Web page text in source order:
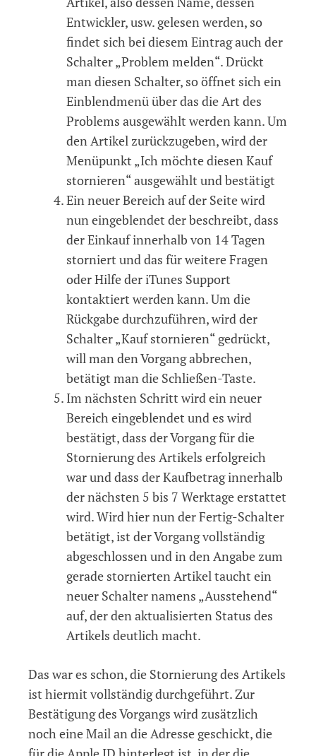
Entwickler, usw. gelesen werden, so
findet sich bei diesem Eintrag auch der
Schalter „Problem melden“. Drückt
man diesen Schalter, so öffnet sich ein
Einblendmenü über das die Art des
Problems ausgewählt werden kann. Um
den Artikel zurückzugeben, wird der
Menüpunkt „Ich möchte diesen Kauf
stornieren“ ausgewählt und bestätigt
Ein neuer Bereich auf der Seite wird
nun eingeblendet der beschreibt, dass
der Einkauf innerhalb von 14 Tagen
storniert und das für weitere Fragen
oder Hilfe der iTunes Support
kontaktiert werden kann. Um die
Rückgabe durchzuführen, wird der
Schalter „Kauf stornieren“ gedrückt,
will man den Vorgang abbrechen,
betätigt man die Schließen-Taste.
Im nächsten Schritt wird ein neuer
Bereich eingeblendet und es wird
bestätigt, dass der Vorgang für die
Stornierung des Artikels erfolgreich
war und dass der Kaufbetrag innerhalb
der nächsten 5 bis 7 Werktage erstattet
wird. Wird hier nun der Fertig-Schalter
betätigt, ist der Vorgang vollständig
abgeschlossen und in den Angabe zum
gerade stornierten Artikel taucht ein
neuer Schalter namens „Ausstehend“
auf, der den aktualisierten Status des
Artikels deutlich macht.
Das war es schon, die Stornierung des Artikels
ist hiermit vollständig durchgeführt. Zur
Bestätigung des Vorgangs wird zusätzlich
noch eine Mail an die Adresse geschickt, die